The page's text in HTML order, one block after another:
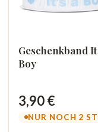
Geschenkband
Boy
3,90 €
NUR NOCH 2